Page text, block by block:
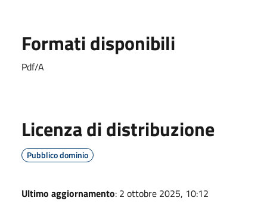
Formati disponibili
Pdf/A
Licenza di distribuzione
Pubblico dominio
Ultimo aggiornamento: 2 ottobre 2025, 10:12